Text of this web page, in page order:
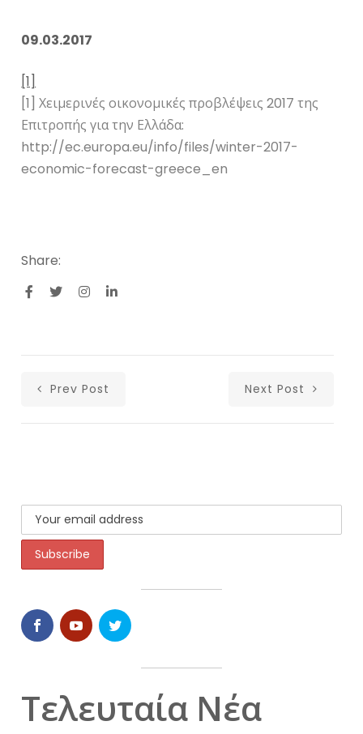
09.03.2017
[1]
[1] Χειμερινές οικονομικές προβλέψεις 2017 της
Επιτροπής για την Ελλάδα:
http://ec.europa.eu/info/files/winter-2017-
economic-forecast-greece_en
Share:
Prev Post Next Post
Τελευταία Νέα